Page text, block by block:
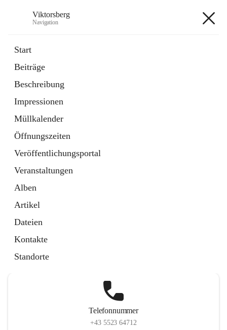
Viktorsberg
Navigation
Start
Beiträge
Beschreibung
Impressionen
Müllkalender
Öffnungszeiten
Veröffentlichungsportal
Veranstaltungen
Alben
Artikel
Dateien
Kontakte
Standorte
1 Schnellzugriff
Bürgerservice
10 Schnellzugriffe
Telefonnummer
+43 5523 64712